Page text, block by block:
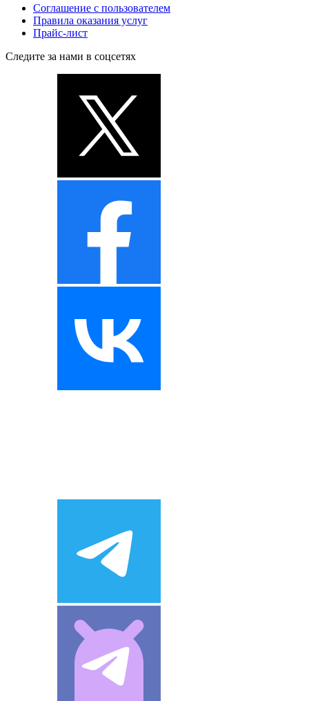
Соглашение с пользователем
Правила оказания услуг
Прайс-лист
Следите за нами в соцсетях